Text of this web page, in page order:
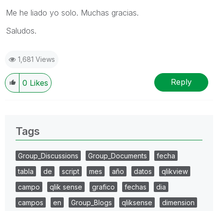
Me he liado yo solo. Muchas gracias.
Saludos.
1,681 Views
0 Likes Reply
Tags
Group_Discussions Group_Documents
fecha
tabla
de script mes año datos
qlikview
campo
qlik sense grafico fechas
dia
campos
en Group_Blogs qliksense dimension